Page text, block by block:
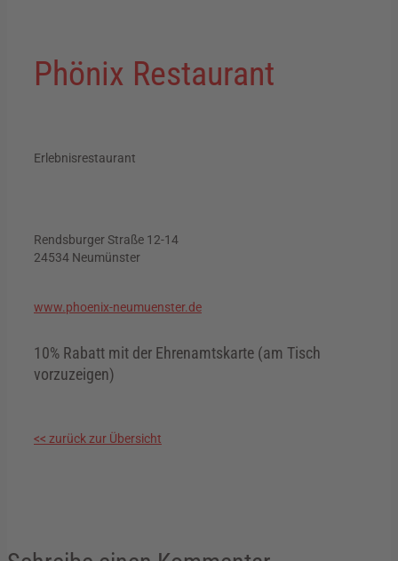
Phönix Restaurant
Erlebnisrestaurant
Rendsburger Straße 12-14
24534 Neumünster
www.phoenix-neumuenster.de
10% Rabatt mit der Ehrenamtskarte (am Tisch
vorzuzeigen)
<< zurück zur Übersicht